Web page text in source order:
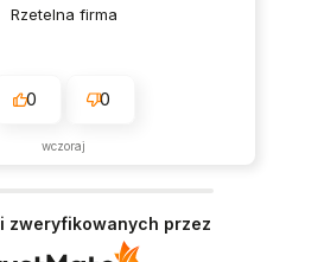
Rzetelna firma
0 0
wczoraj
zweryfikowanych przez